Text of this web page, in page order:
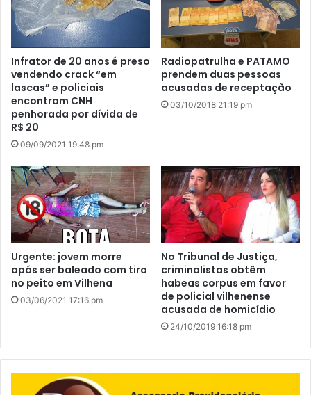
Infrator de 20 anos é preso
vendendo crack “em
lascas” e policiais
encontram CNH
penhorada por dívida de
R$ 20
09/09/2021 19:48 pm
Radiopatrulha e PATAMO
prendem duas pessoas
acusadas de receptação
03/10/2018 21:19 pm
Urgente: jovem morre
após ser baleado com tiro
no peito em Vilhena
03/06/2021 17:16 pm
No Tribunal de Justiça,
criminalistas obtêm
habeas corpus em favor
de policial vilhenense
acusada de homicídio
24/10/2019 16:18 pm